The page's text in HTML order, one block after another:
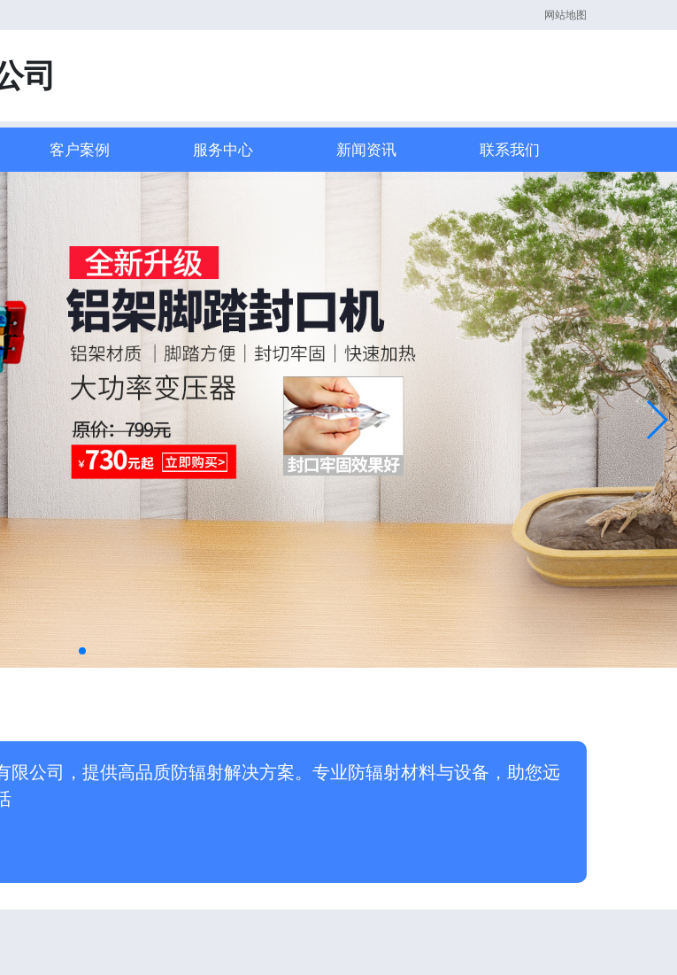
网站地图
司
客户案例 服务中心 新闻资讯 联系我们
限公司，提供高品质防辐射解决方案。专业防辐射材料与设备，助您远